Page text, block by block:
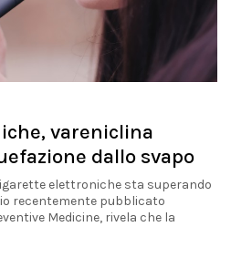
vareniclina
dallo svapo
elettroniche sta superando
recentemente pubblicato
Medicine, rivela che la